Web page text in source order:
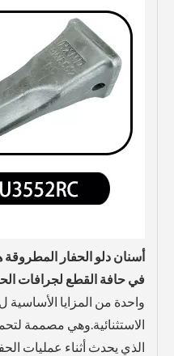
أسنان دلو الحفار
في حافة القطع لجرافات
واحدة من المزايا الأساسية ل
الاستثنائية.وهي مصممة
الذي يحدث أثناء عمليات